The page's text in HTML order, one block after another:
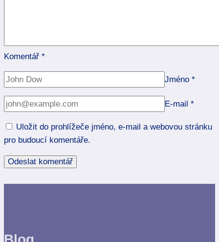
Komentář *
Jméno *
E-mail *
Uložit do prohlížeče jméno, e-mail a webovou stránku
pro budoucí komentáře.